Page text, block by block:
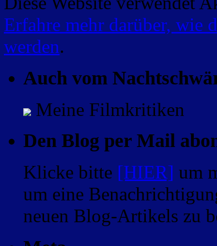
Erfahre mehr darüber, wie
werden.
Auch vom
Meine Filmkritiken
Den Blog per Mail
Klicke bitte [HIER] um
um eine
neuen Blog-Artikels zu